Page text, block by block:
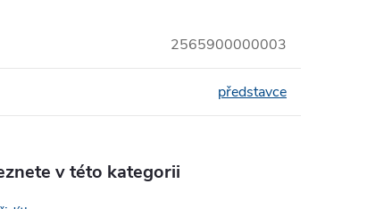
2565900000003
představce
v této kategorii